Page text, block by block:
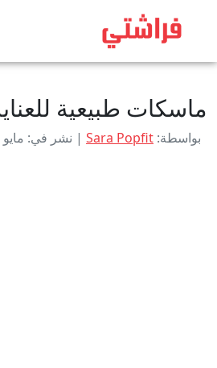
ماسكات طبيعية
بواسطة: Sara Popfit | نشر في: مايو 29, 2023